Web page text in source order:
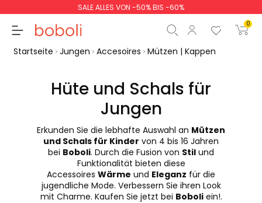
SALE ALLES VON -50% BIS -60%
0
Gesamtbetrag 0,00 €
weiter Start der Bestellung
Startseite Jungen Accesoires Mützen | Kappen
Hüte und Schals für
Jungen
Erkunden Sie die lebhafte Auswahl an Mützen
und Schals für Kinder von 4 bis 16 Jahren
bei Boboli. Durch die Fusion von Stil und
Funktionalität bieten diese
Accessoires Wärme und Eleganz für die
jugendliche Mode. Verbessern Sie ihren Look
mit Charme. Kaufen Sie jetzt bei Boboliein!.